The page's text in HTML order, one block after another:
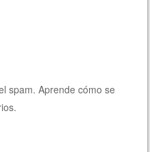
spam.Aprende cómo se